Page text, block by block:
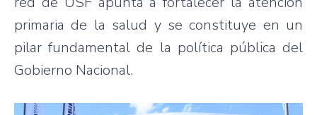
primaria de la salud y se constituye en un
pilar fundamental de la política pública del
Gobierno Nacional.